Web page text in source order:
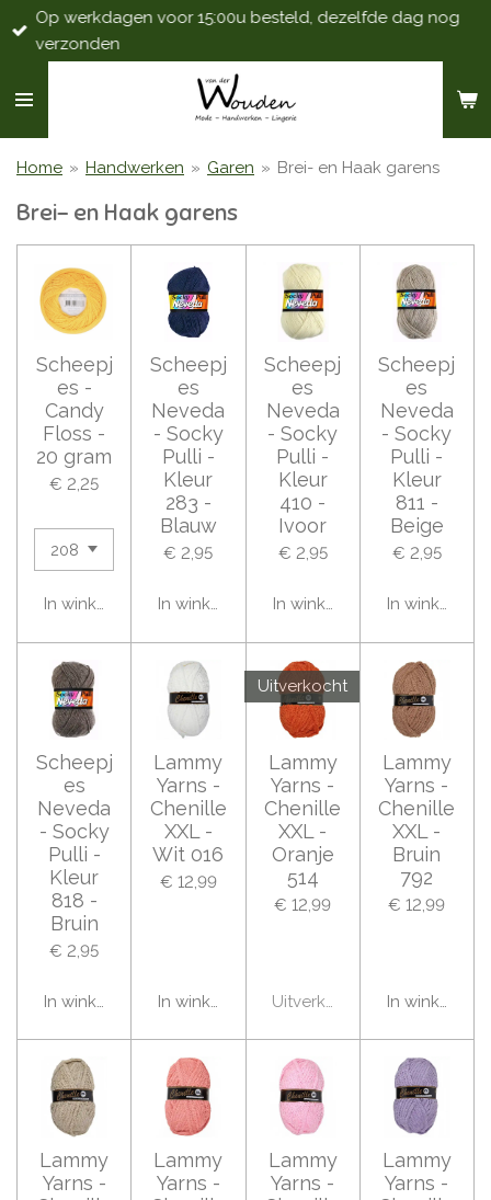
Ga
direct
de
Op werkdagen voor 15:00u besteld, dezelfde dag nog
verzonden
Home » Handwerken » Garen » Brei- en Haak garens
Brei- en Haak garens
Scheepj
es -
Candy
Floss -
20 gram
€ 2,25
In winkelwagen
Scheepj
es
Neveda
- Socky
Pulli -
Kleur
283 -
Blauw
€ 2,95
In winkelwagen
Scheepj
es
Neveda
- Socky
Pulli -
Kleur
410 -
Ivoor
€ 2,95
In winkelwagen
Scheepj
es
Neveda
- Socky
Pulli -
Kleur
811 -
Beige
€ 2,95
In
Scheepj
es
Neveda
- Socky
Pulli -
Kleur
818 -
Bruin
€ 2,95
In winkelwagen
Lammy
Yarns -
Chenille
XXL -
Wit 016
€ 12,99
In winkelwagen
Uitverkocht
Lammy
Yarns -
Chenille
XXL -
Oranje
514
€ 12,99
Uitverkocht
Lammy
Yarns -
Chenille
XXL -
Bruin
792
€ 12,99
In
Lammy
Yarns -
Lammy
Yarns -
Lammy
Yarns -
Lammy
Yarns -